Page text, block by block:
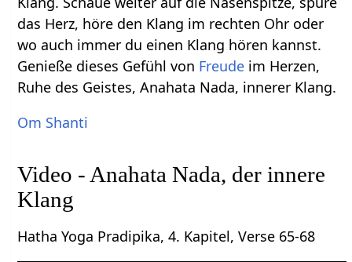
das Herz, höre den Klang im rechten Ohr oder
wo auch immer du einen Klang hören kannst.
Genieße dieses Gefühl von Freude im Herzen,
Ruhe des Geistes, Anahata Nada, innerer Klang.
Om Shanti
Video - Anahata Nada, der innere
Klang
Hatha Yoga Pradipika, 4. Kapitel, Verse 65-68